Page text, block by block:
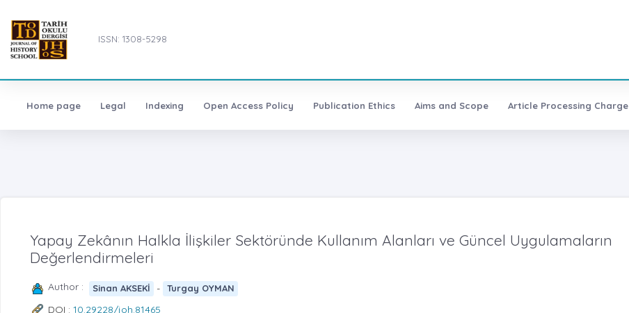
ISSN: 1308-5298
Home page Legal Indexing Open Access Policy Publication Ethics Aims and Scope Article Processing Charge
Yapay Zekânın Halkla İlişkiler Sektöründe Kullanım Alanları ve Güncel Uygulamaların
Değerlendirmeleri
Author : Sinan AKSEKİ - Turgay OYMAN
DOI : 10.29228/joh.81465